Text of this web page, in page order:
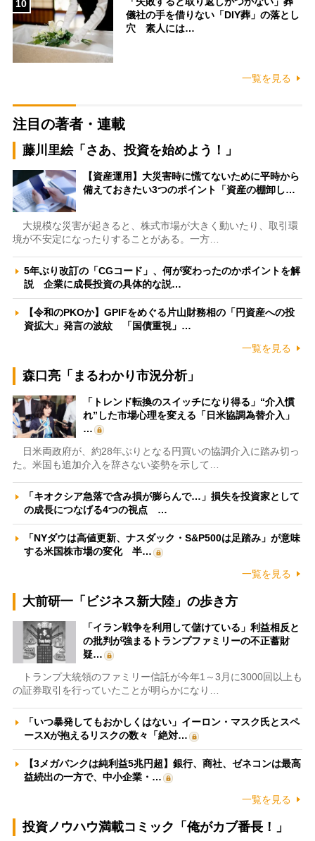
10
儀社の手を借りない「DIY葬」の落とし
穴 素人には…
一覧を見る
注目の著者・連載
藤川里絵「さあ、投資を始めよう！」
【資産運用】大災害時に慌てないために平時から
備えておきたい3つのポイント「資産の棚卸し…
大規模な災害が起きると、株式市場が大きく動いたり、取引環
境が不安定になったりすることがある。一方…
5年ぶり改訂の「CGコード」、何が変わったのかポイントを解
説 企業に成長投資の具体的な説…
【令和のPKOか】GPIFをめぐる片山財務相の「円資産への投
資拡大」発言の波紋 「国債重視」…
一覧を見る
森口亮「まるわかり市況分析」
「トレンド転換のスイッチになり得る」“介入慣
れ”した市場心理を変える「日米協調為替介入」
…
日米両政府が、約28年ぶりとなる円買いの協調介入に踏み切っ
た。米国も追加介入を辞さない姿勢を示して…
「キオクシア急落で含み損が膨らんで…」損失を投資家として
の成長につなげる4つの視点 …
「NYダウは高値更新、ナスダック・S&P500は足踏み」が意味
する米国株市場の変化 半…
一覧を見る
大前研一「ビジネス新大陸」の歩き方
「イラン戦争を利用して儲けている」利益相反と
の批判が強まるトランプファミリーの不正蓄財
疑…
トランプ大統領のファミリー信託が今年1～3月に3000回以上も
の証券取引を行っていたことが明らかになり…
「いつ暴発してもおかしくはない」イーロン・マスク氏とスペ
ースXが抱えるリスクの数々「絶対…
【3メガバンクは純利益5兆円超】銀行、商社、ゼネコンは最高
益続出の一方で、中小企業・…
一覧を見る
投資ノウハウ満載コミック「俺がカブ番長！」